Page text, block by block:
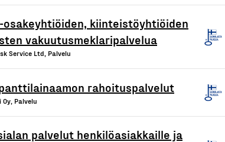
osakeyhtiöiden, kiinteistöyhtiöiden
vakuutusmeklaripalvelua
Service Ltd, Palvelu
rahoituspalvelut
Palvelu
palvelut henkilöasiakkaille ja